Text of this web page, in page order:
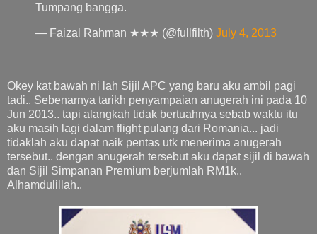
Tumpang bangga.
— Faizal Rahman ★★★ (@fullfilth) July 4, 2013
Okey kat bawah ni lah Sijil APC yang baru aku ambil pagi
tadi.. Sebenarnya tarikh penyampaian anugerah ini pada 10
Jun 2013.. tapi alangkah tidak bertuahnya sebab waktu itu
aku masih lagi dalam flight pulang dari Romania... jadi
tidaklah aku dapat naik pentas utk menerima anugerah
tersebut.. dengan anugerah tersebut aku dapat sijil di bawah
dan Sijil Simpanan Premium berjumlah RM1k..
Alhamdulillah..